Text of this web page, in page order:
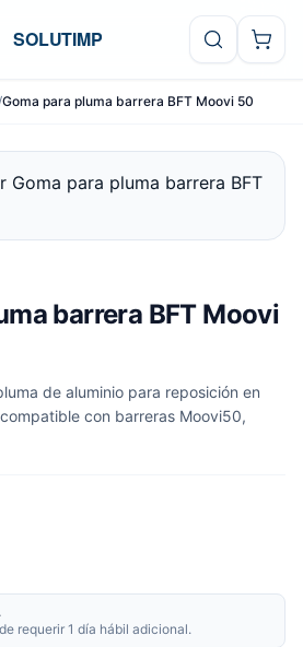
SOLUTIMP
Goma para pluma barrera BFT Moovi 50
barrera BFT Moovi
de aluminio para reposición en
con barreras Moovi50,
requerir 1 día hábil adicional.